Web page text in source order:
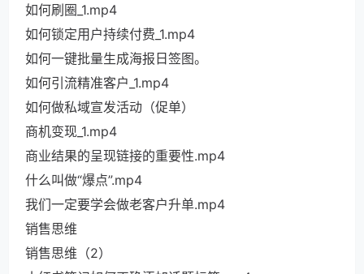
如何刷圈_1.mp4
如何锁定用户持续付费_1.mp4
如何一键批量生成海报日签图。
如何引流精准客户_1.mp4
如何做私域宣发活动（促单）
商机变现_1.mp4
商业结果的呈现链接的重要性.mp4
什么叫做“爆点”.mp4
我们一定要学会做老客户升单.mp4
销售思维
销售思维（2）